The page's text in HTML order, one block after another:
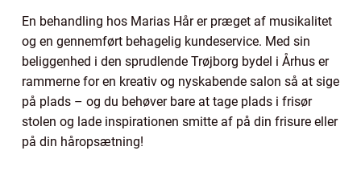
En behandling hos Marias Hår er præget af musikalitet
og en gennemført behagelig kundeservice. Med sin
beliggenhed i den sprudlende Trøjborg bydel i Århus er
rammerne for en kreativ og nyskabende salon så at sige
på plads – og du behøver bare at tage plads i frisør
stolen og lade inspirationen smitte af på din frisure eller
på din håropsætning!